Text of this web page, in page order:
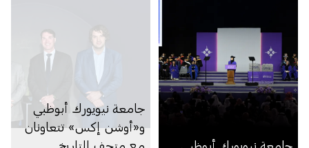
جامعة نيويورك أبوظبي
و«أوشن إكس» تتعاونان